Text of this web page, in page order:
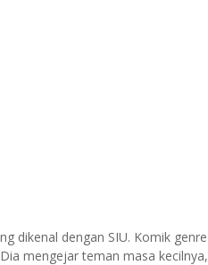
dikenal dengan SIU. Komik genre
mengejar teman masa kecilnya,